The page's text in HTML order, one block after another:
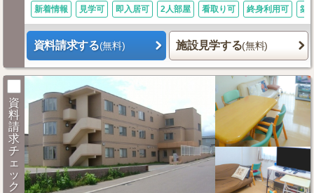
新着情報 見学可 即入居可 2人部屋 看取り可 終身利用可 築
資料請求する(無料) 施設見学する(無料)
資
料
請
求
チ
ェ
ッ
ク